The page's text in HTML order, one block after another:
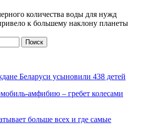
количества воды для нужд
к большему наклону планеты
Беларуси усыновили 438 детей
амфибию – гребет колесами
больше всех и где самые